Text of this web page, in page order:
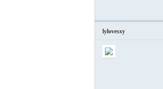
lylovesxy